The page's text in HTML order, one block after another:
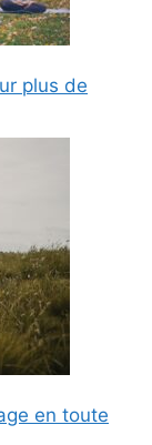
plus de
en toute